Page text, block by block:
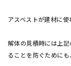
アスベストが建材に使
解体の見積時には上
ることを防ぐために